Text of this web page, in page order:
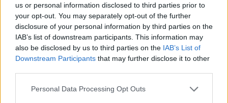
us or personal information disclosed to third parties prior to
your opt-out. You may separately opt-out of the further
disclosure of your personal information by third parties on the
IAB’s list of downstream participants. This information may
also be disclosed by us to third parties on the IAB’s List of
Downstream Participants that may further disclose it to other
Please note that this website/app uses one or more Google
Personal Data Processing Opt Outs